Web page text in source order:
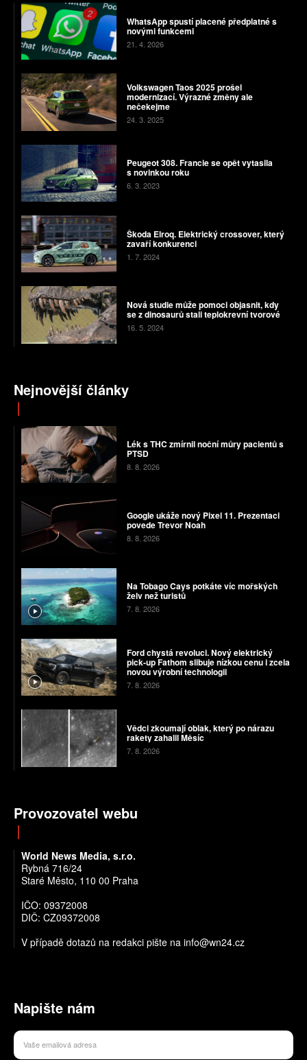
WhatsApp spustí placené předplatné s
novými funkcemi
21. 4. 2026
Volkswagen Taos 2025 prošel
modernizací. Výrazné změny ale
nečekejme
24. 3. 2025
Peugeot 308. Francie se opět vytasila
s novinkou roku
6. 3. 2023
Škoda Elroq. Elektrický crossover, který
zavaří konkurenci
1. 7. 2024
Nová studie může pomoci objasnit, kdy
se z dinosaurů stali teplokrevní tvorové
16. 5. 2024
Nejnovější články
Lék s THC zmírnil noční můry pacientů s
PTSD
8. 8. 2026
Google ukáže nový Pixel 11. Prezentaci
povede Trevor Noah
8. 8. 2026
Na Tobago Cays potkáte víc mořských
želv než turistů
7. 8. 2026
Ford chystá revoluci. Nový elektrický
pick-up Fathom slibuje nízkou cenu i zcela
novou výrobní technologii
7. 8. 2026
Vědci zkoumají oblak, který po nárazu
rakety zahalil Měsíc
7. 8. 2026
Provozovatel webu
World News Media, s.r.o.
Rybná 716/24
Staré Město, 110 00 Praha
IČO: 09372008
DIČ: CZ09372008
V případě dotazů na redakci pište na info@wn24.cz
Napište nám